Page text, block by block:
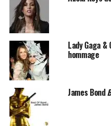
Lady Gaga
hommage
James Bond